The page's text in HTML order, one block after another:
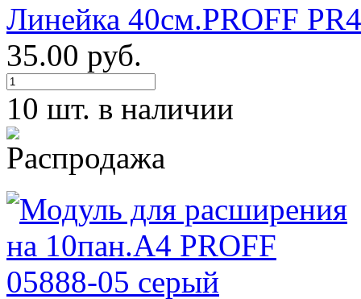
Линейка 40см.PROFF
35.00 руб.
10 шт. в наличии